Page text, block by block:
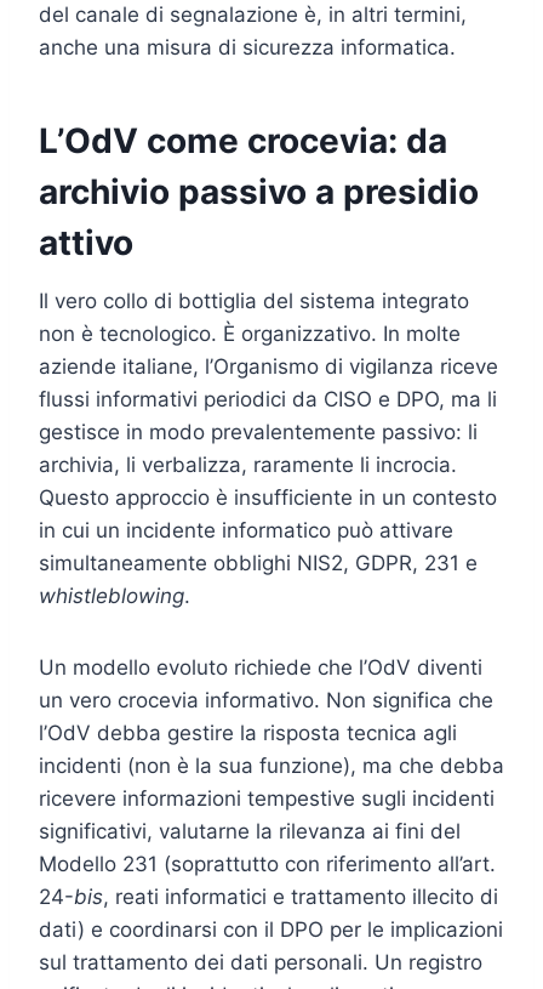
del canale di segnalazione è, in altri termini,
anche una misura di sicurezza informatica.
L’OdV come crocevia: da
archivio passivo a presidio
attivo
Il vero collo di bottiglia del sistema integrato
non è tecnologico. È organizzativo. In molte
aziende italiane, l’Organismo di vigilanza riceve
flussi informativi periodici da CISO e DPO, ma li
gestisce in modo prevalentemente passivo: li
archivia, li verbalizza, raramente li incrocia.
Questo approccio è insufficiente in un contesto
in cui un incidente informatico può attivare
simultaneamente obblighi NIS2, GDPR, 231 e
whistleblowing.
Un modello evoluto richiede che l’OdV diventi
un vero crocevia informativo. Non significa che
l’OdV debba gestire la risposta tecnica agli
incidenti (non è la sua funzione), ma che debba
ricevere informazioni tempestive sugli incidenti
significativi, valutarne la rilevanza ai fini del
Modello 231 (soprattutto con riferimento all’art.
24-bis, reati informatici e trattamento illecito di
dati) e coordinarsi con il DPO per le implicazioni
sul trattamento dei dati personali. Un registro